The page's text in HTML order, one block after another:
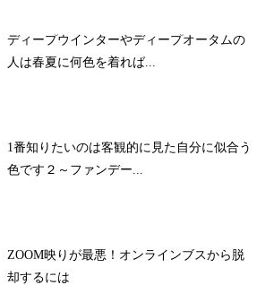
ディープウインターやディープオータムの
人は春夏に何色を着れば...
1番知りたいのは客観的に見た自分に似合う
色です２～ファンデー...
ZOOM映りが最悪！オンラインブスから脱
却するには